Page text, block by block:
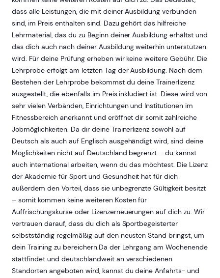
dass alle Leistungen, die mit deiner Ausbildung verbunden
sind, im Preis enthalten sind. Dazu gehört das hilfreiche
Lehrmaterial, das du zu Beginn deiner Ausbildung erhältst und
das dich auch nach deiner Ausbildung weiterhin unterstützen
wird. Für deine Prüfung erheben wir keine weitere Gebühr. Die
Lehrprobe erfolgt am letzten Tag der Ausbildung. Nach dem
Bestehen der Lehrprobe bekommst du deine Trainerlizenz
ausgestellt, die ebenfalls im Preis inkludiert ist. Diese wird von
sehr vielen Verbänden, Einrichtungen und Institutionen im
Fitnessbereich anerkannt und eröffnet dir somit zahlreiche
Jobmöglichkeiten. Da dir deine Trainerlizenz sowohl auf
Deutsch als auch auf Englisch ausgehändigt wird, sind deine
Möglichkeiten nicht auf Deutschland begrenzt – du kannst
auch international arbeiten, wenn du das möchtest. Die Lizenz
der Akademie für Sport und Gesundheit hat für dich
außerdem den Vorteil, dass sie unbegrenzte Gültigkeit besitzt
– somit kommen keine weiteren Kosten für
Auffrischungskurse oder Lizenzerneuerungen auf dich zu. Wir
vertrauen darauf, dass du dich als Sportbegeisterter
selbstständig regelmäßig auf den neusten Stand bringst, um
dein Training zu bereichern.Da der Lehrgang am Wochenende
stattfindet und deutschlandweit an verschiedenen
Standorten angeboten wird, kannst du deine Anfahrts- und